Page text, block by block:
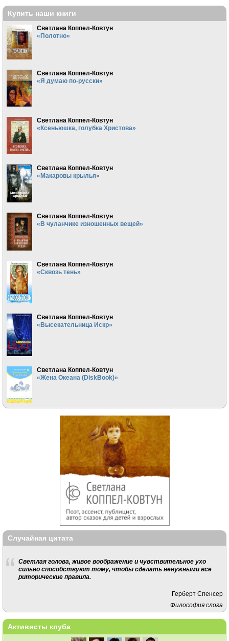
Купить наши книги
Светлана Коппел-Ковтун
«Полотно»
Светлана Коппел-Ковтун
«Я думаю по-русски»
Светлана Коппел-Ковтун
«Ксеньюшка, голубка Христова»
Светлана Коппел-Ковтун
«Макаровы крылья»
Светлана Коппел-Ковтун
«В чуланчике изношенных вещей»
Светлана Коппел-Ковтун
«Сквозь тень»
Светлана Коппел-Ковтун
«Высекательница Искр»
Светлана Коппел-Ковтун
«Жена Океана (DiskBook)»
Случайная цитата
Светлая голова, живое воображение и чувствительное ухо
сильно способствуют тому, чтобы сделать ненужными все
риторические правила.
Герберт Спенсер
Философия слога
Активисты клуба